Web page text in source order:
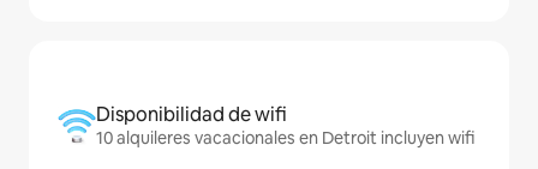
Disponibilidad de wifi
10 alquileres vacacionales en Detroit incluyen wifi